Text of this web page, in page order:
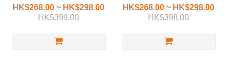
HK$268.00 ~ HK$298.00
HK$399.00
HK$268.00 ~ HK$298.00
HK$398.00